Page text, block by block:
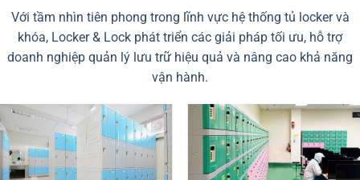
Với tầm nhìn tiên phong trong lĩnh vực hệ thống tủ locker và
khóa, Locker & Lock phát triển các giải pháp tối ưu, hỗ trợ
doanh nghiệp quản lý lưu trữ hiệu quả và nâng cao khả năng
vận hành.